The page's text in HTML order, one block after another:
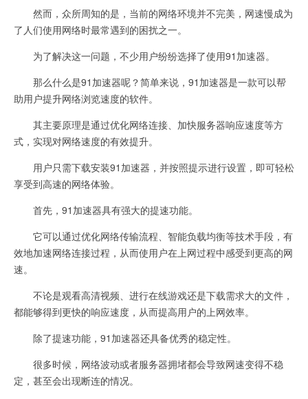
然而，众所周知的是，当前的网络环境并不完美，网速慢成为
了人们使用网络时最常遇到的困扰之一。
为了解决这一问题，不少用户纷纷选择了使用91加速器。
那么什么是91加速器呢？简单来说，91加速器是一款可以帮
助用户提升网络浏览速度的软件。
其主要原理是通过优化网络连接、加快服务器响应速度等方
式，实现对网络速度的有效提升。
用户只需下载安装91加速器，并按照提示进行设置，即可轻松
享受到高速的网络体验。
首先，91加速器具有强大的提速功能。
它可以通过优化网络传输流程、智能负载均衡等技术手段，有
效地加速网络连接过程，从而使用户在上网过程中感受到更高的网
速。
不论是观看高清视频、进行在线游戏还是下载需求大的文件，
都能够得到更快的响应速度，从而提高用户的上网效率。
除了提速功能，91加速器还具备优秀的稳定性。
很多时候，网络波动或者服务器拥堵都会导致网速变得不稳
定，甚至会出现断连的情况。